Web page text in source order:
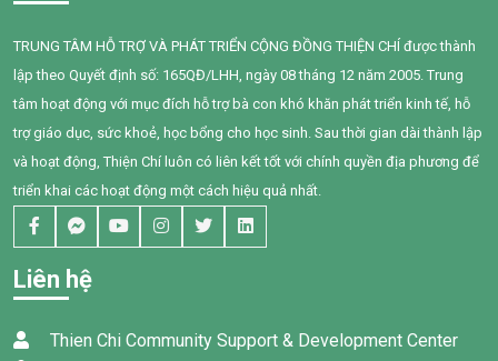
một năm can thiệp với sự
đồng hành tận tâm của các
cô giáo, sự kiên trì của gia
đình và nỗ lực không ngừng
của chính Bối, em đã có
những bước tiến đầy tự hào.
kiến thức về quản lý chi tiêu
trong gia đình cho 95 phụ nữ
tại xã Tân Thành,Hàm Thuận
Nam.
TRUNG TÂM HỖ TRỢ VÀ PHÁT TRIỂN CỘNG ĐỒNG THIỆN CHÍ được thành
lập theo Quyết định số: 165QĐ/LHH, ngày 08 tháng 12 năm 2005. Trung
tâm hoạt động với mục đích hỗ trợ bà con khó khăn phát triển kinh tế, hỗ
trợ giáo dục, sức khoẻ, học bổng cho học sinh. Sau thời gian dài thành lập
và hoạt động, Thiện Chí luôn có liên kết tốt với chính quyền địa phương để
triển khai các hoạt động một cách hiệu quả nhất.
Liên hệ
Thien Chi Community Support & Development Center